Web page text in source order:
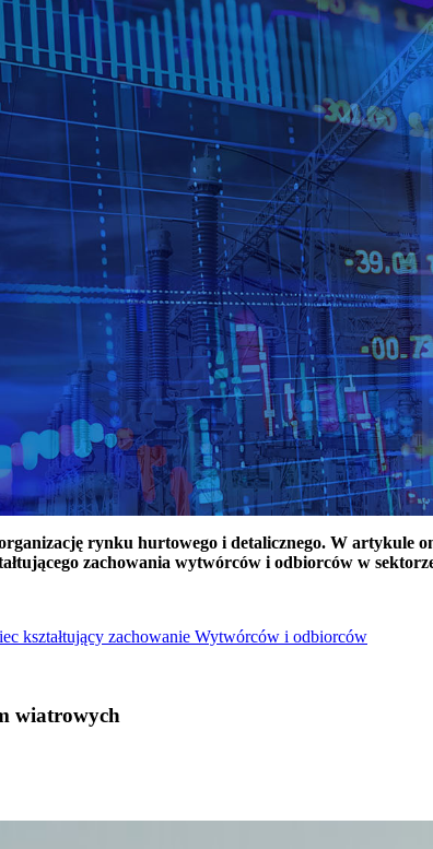
rynku hurtowego i detalicznego. W artykule
zachowania wytwórców i odbiorców w
kształtujący zachowanie Wytwórców i odbiorców
wiatrowych